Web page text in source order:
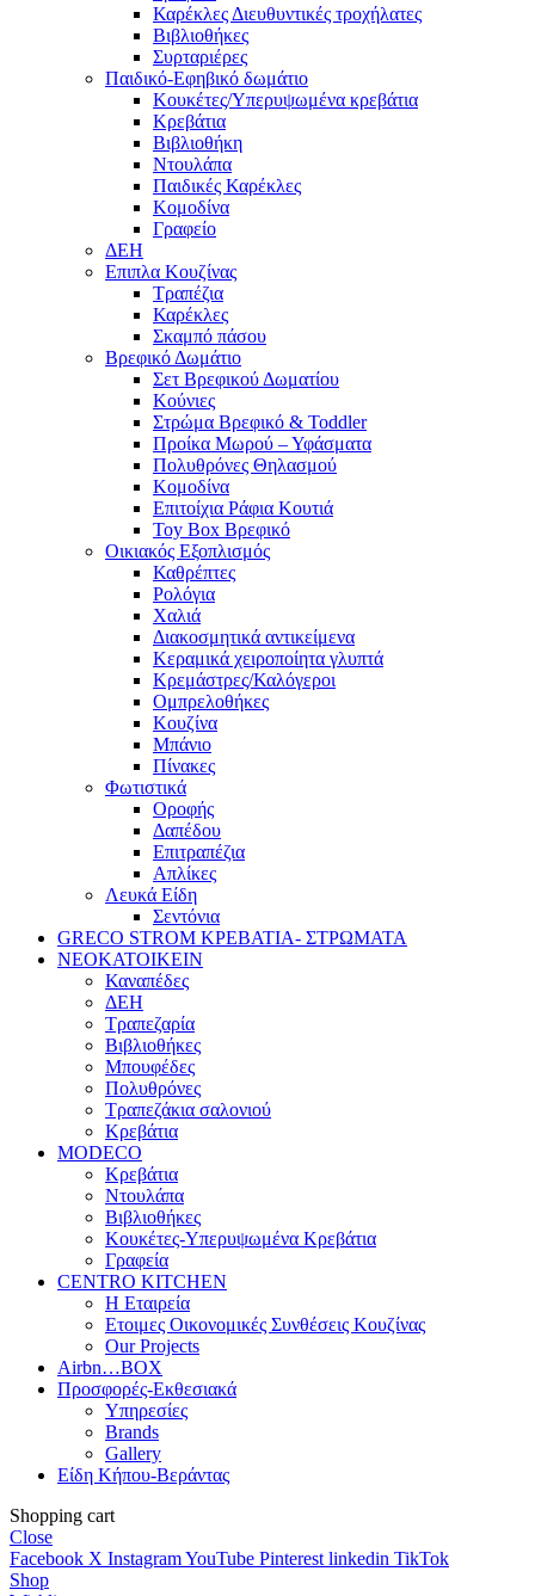
Καρέκλες Διευθυντικές τροχήλατες
Βιβλιοθήκες
Συρταριέρες
Παιδικό-Εφηβικό δωμάτιο
Κουκέτες/Υπερυψωμένα κρεβάτια
Κρεβάτια
Βιβλιοθήκη
Ντουλάπα
Παιδικές Καρέκλες
Κομοδίνα
Γραφείο
ΔΕΗ
Επιπλα Κουζίνας
Τραπέζια
Καρέκλες
Σκαμπό πάσου
Βρεφικό Δωμάτιο
Σετ Βρεφικού Δωματίου
Κούνιες
Στρώμα Βρεφικό & Toddler
Προίκα Μωρού – Υφάσματα
Πολυθρόνες Θηλασμού
Κομοδίνα
Επιτοίχια Ράφια Κουτιά
Toy Box Βρεφικό
Οικιακός Εξοπλισμός
Καθρέπτες
Ρολόγια
Χαλιά
Διακοσμητικά αντικείμενα
Κεραμικά χειροποίητα γλυπτά
Κρεμάστρες/Καλόγεροι
Ομπρελοθήκες
Κουζίνα
Μπάνιο
Πίνακες
Φωτιστικά
Οροφής
Δαπέδου
Επιτραπέζια
Απλίκες
Λευκά Είδη
Σεντόνια
GRECO STROM ΚΡΕΒΑΤΙΑ- ΣΤΡΩΜΑΤΑ
ΝΕΟΚΑΤΟΙΚΕΙΝ
Καναπέδες
ΔΕΗ
Τραπεζαρία
Βιβλιοθήκες
Μπουφέδες
Πολυθρόνες
Τραπεζάκια σαλονιού
Κρεβάτια
MODECO
Κρεβάτια
Ντουλάπα
Βιβλιοθήκες
Κουκέτες-Υπερυψωμένα Κρεβάτια
Γραφεία
CENTRO KITCHEN
Η Εταιρεία
Ετοιμες Οικονομικές Συνθέσεις Κουζίνας
Our Projects
Airbn…BOX
Προσφορές-Εκθεσιακά
Υπηρεσίες
Brands
Gallery
Είδη Κήπου-Βεράντας
Shopping cart
Close
Facebook X InstagramYouTube Pinterest linkedin TikTok
Shop